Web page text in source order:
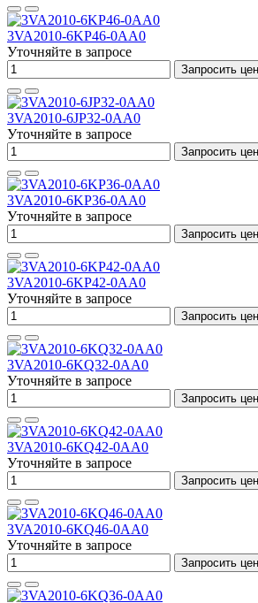
3VA2010-6KP46-0AA0
Уточняйте в запросе
Запросить
3VA2010-6JP32-0AA0
Уточняйте в запросе
Запросить
3VA2010-6KP36-0AA0
Уточняйте в запросе
Запросить
3VA2010-6KP42-0AA0
Уточняйте в запросе
Запросить
3VA2010-6KQ32-0AA0
Уточняйте в запросе
Запросить
3VA2010-6KQ42-0AA0
Уточняйте в запросе
Запросить
3VA2010-6KQ46-0AA0
Уточняйте в запросе
Запросить